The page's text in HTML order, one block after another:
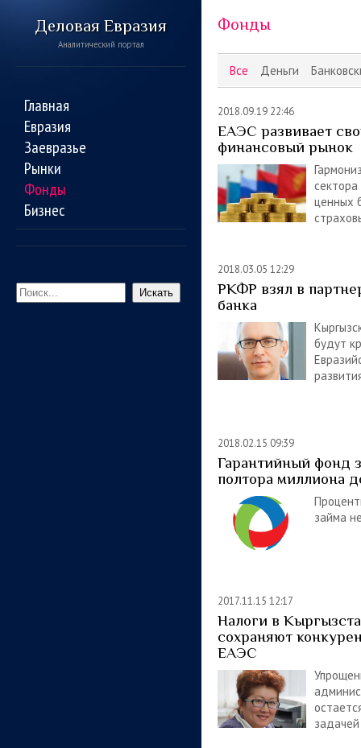
Деловая Евразия
Аналитический портал
Главная
Евразия
Заевразье
Рынки
Фонды
Бизнес
Искать
Все Деньги
Фонды
2018.09.19 22:46
ЕАЭС развивает
финансовый рынок
сектора
ценных
2018.03.05 12:29
РКФР взял в
банка
будут
2018.02.15 09:39
Гарантийный фонд
полтора миллиона
займа
2017.11.15 12:17
Налоги в
сохраняют
ЕАЭС